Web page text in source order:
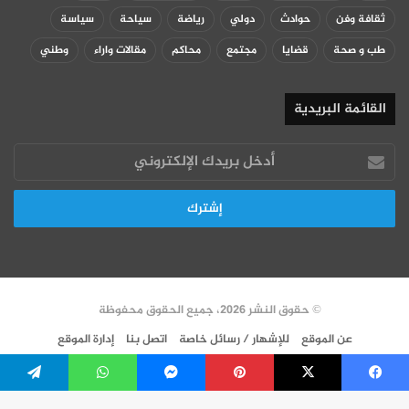
ثقافة وفن
حوادث دولي رياضة سياحة
سياسة
طب و صحة
قضايا مجتمع محاكم مقالات واراء وطني
القائمة البريدية
أدخل
بريدك
الإلكتروني
© حقوق النشر 2026، جميع الحقوق محفوظة
عن الموقع
للإشهار / رسائل خاصة اتصل بنا
إدارة الموقع
سياسة الخصوصية
VERSION FR
فيسبوك ‫X بينتيريست ماسنجر واتساب تيلقرام